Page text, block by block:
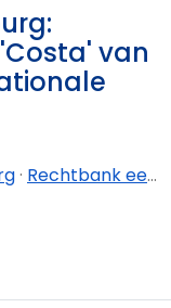
van
· Rechtbank eerste aanleg Limburg - afdeling Tongeren-Borgloon